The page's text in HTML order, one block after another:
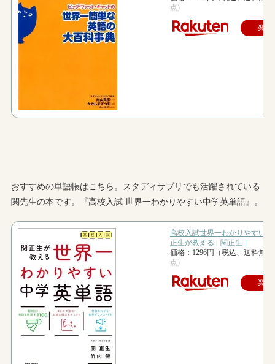
おすすめの単語帳はこちら。スタディサプリでも活躍されている
関先生の本です。『高校入試 世界一わかりやすい中学英単語』。